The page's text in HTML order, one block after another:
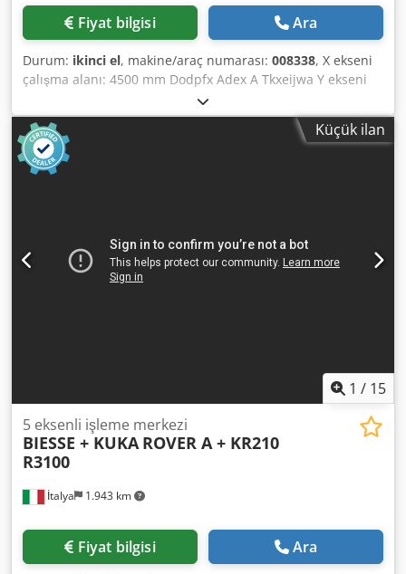
Fiyat bilgisi Ara
Durum: ikinci el, makine/araç numarası: 008338, X ekseni
çalışma alanı: 4500 mm Dodpfx Adex A Tkxeijwa Y ekseni
çalışma alanı: 1935 mm Çalışma yüzeyi: Vakumlu
desteklerle Ana mil gücü: 15 kW Kontrol edilen eksen
sayısı: 5 eksen Delme milleri sayısı: 41 Takım yuvaları
sayısı: 37
Küçük ilan
1 / 15
İtalya 1.943 km
5 eksenli işleme merkezi
BIESSE + KUKA ROVER A + KR210
R3100
Fiyat bilgisi Ara